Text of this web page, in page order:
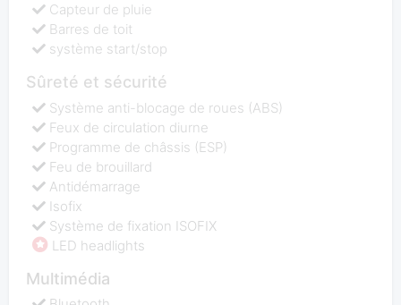
Capteur de pluie
Barres de toit
système start/stop
Sûreté et sécurité
Système anti-blocage de roues (ABS)
Feux de circulation diurne
Programme de châssis (ESP)
Feu de brouillard
Antidémarrage
Isofix
Système de fixation ISOFIX
LED headlights
Multimédia